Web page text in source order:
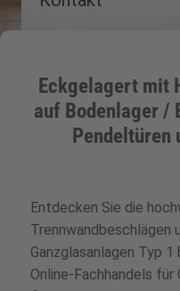
für
für
Eckgelagert mit
auf Bodenlager /
Pendeltüren
Entdecken Sie die
Trennwandbeschlägen
Ganzglasanlagen Typ
Online-Fachhandels für